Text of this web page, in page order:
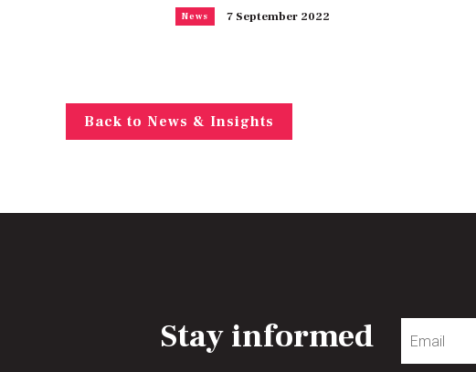
News 7 September 2022
Back to News & Insights
Stay informed